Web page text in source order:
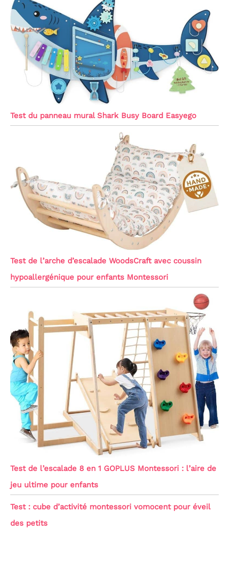
Test du panneau mural Shark Busy Board Easyego
Test de l’arche d’escalade WoodsCraft avec coussin
hypoallergénique pour enfants Montessori
Test de l’escalade 8 en 1 GOPLUS Montessori : l’aire de
jeu ultime pour enfants
Test : cube d’activité montessori vomocent pour éveil
des petits